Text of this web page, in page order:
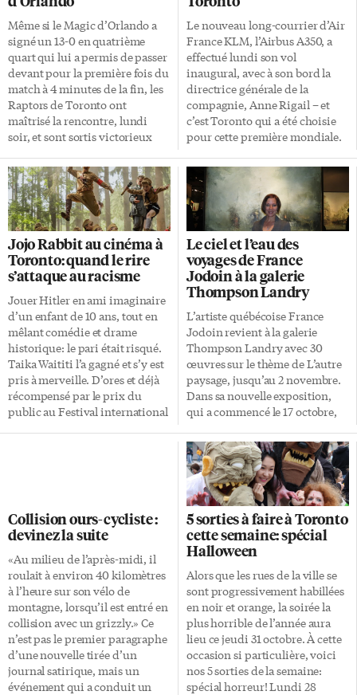
Même si le Magic d’Orlando a
signé un 13-0 en quatrième
quart qui lui a permis de passer
devant pour la première fois du
match à 4 minutes de la fin, les
Raptors de Toronto ont
maîtrisé la rencontre, lundi
soir, et sont sortis victorieux
Nurse a pu compter sur un
excellent Kyle Lowry (26 points,
6 passes) et un très bon Pascal
Siakam auteur de 24 points et 6
rebonds. Si ce sont ces deux-là
qui ont pris le match à leur
compte en fin de partie, la
performance reste collective […]
Le nouveau long-courrier d’Air
France KLM, l’Airbus A350, a
effectué lundi son vol
inaugural, avec à son bord la
directrice générale de la
compagnie, Anne Rigail – et
c’est Toronto qui a été choisie
pour cette première mondiale.
depuis 1976, Air France y
connaît un succès grandissant
ces dernières années. «Nous
sommes passés de 7 à 10 vols
Toronto-Paris par semaine en
2019», confirme le directeur
canadien Vincent Etchebehere.
«Et à l’été 2020, entre juin et
août, ce sera pour la première
fois deux vols par jour.»
Nouveaux matériaux Air
France KLM est en voie de […]
Jojo Rabbit au cinéma à
Toronto: quand le rire
s’attaque au racisme
Jouer Hitler en ami imaginaire
d’un enfant de 10 ans, tout en
mêlant comédie et drame
historique: le pari était risqué.
Taika Waititi l’a gagné et s’y est
pris à merveille. D’ores et déjà
récompensé par le prix du
public au Festival international
grande dévotion. En
participant aux jeunesses
hitlériennes, toute son
éducation tourne autour du
culte du chef, Hitler, qui n’est
autre que son ami imaginaire.
Mais Jojo, […]
Le ciel et l’eau des
voyages de France
Jodoin à la galerie
Thompson Landry
L’artiste québécoise France
Jodoin revient à la galerie
Thompson Landry avec 30
œuvres sur le thème de L’autre
paysage, jusqu’au 2 novembre.
Dans sa nouvelle exposition,
qui a commencé le 17 octobre,
lui est propre avec une grande
présence du ciel et de l’eau.
«Prendre le temps de prendre le
temps» Sa thématique centrale,
nous explique-t-elle, est ancrée
dans le temps qui passe et la
brièveté de l’existence. Son but:
«Créer des lieux où les gens
peuvent se reposer les yeux, la
tête. Se reposer de la vie qui va
trop vite.» Pas étonnant, donc,
que […]
Collision ours-cycliste :
devinez la suite
«Au milieu de l’après-midi, il
roulait à environ 40 kilomètres
à l’heure sur son vélo de
montagne, lorsqu’il est entré en
collision avec un grizzly.» Ce
n’est pas le premier paragraphe
d’une nouvelle tirée d’un
journal satirique, mais un
événement qui a conduit un
5 sorties à faire à Toronto
cette semaine: spécial
Halloween
Alors que les rues de la ville se
sont progressivement habillées
en noir et orange, la soirée la
plus horrible de l’année aura
lieu ce jeudi 31 octobre. À cette
occasion si particulière, voici
nos 5 sorties de la semaine:
spécial horreur! Lundi 28